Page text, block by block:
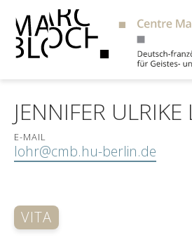
JENNIFER
E-MAIL
lohr@cmb.hu-berlin.de
VITA